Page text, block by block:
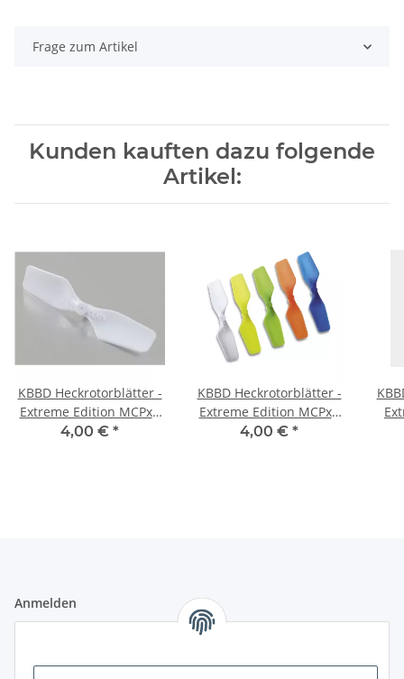
Frage zum Artikel
Kunden kauften dazu folgende
Artikel:
KBBD Heckrotorblätter -
Extreme Edition MCPx -
Pure White
4,00 € *
KBBD Heckrotorblätter -
Extreme Edition MCPx -
Pearl Blue
4,00 € *
Anmelden
markierten Felder sind Pflichtfelder.